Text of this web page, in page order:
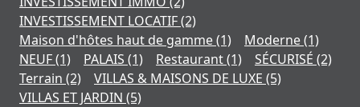
INVESTISSEMENT LOCATIF(2)
Maison d'hôtes haut de gamme(1) Moderne(1)
NEUF(1) PALAIS (1) Restaurant(1) SÉCURISÉ (2)
Terrain (2) VILLAS & MAISONS DE LUXE (5)
VILLAS ET JARDIN (5)